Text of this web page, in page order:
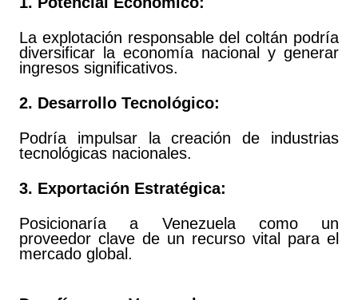
La explotación responsable del coltán podría
diversificar la economía nacional y generar
ingresos significativos.
2. Desarrollo Tecnológico:
Podría impulsar la creación de industrias
tecnológicas nacionales.
3. Exportación Estratégica:
Posicionaría a Venezuela como un
proveedor clave de un recurso vital para el
mercado global.